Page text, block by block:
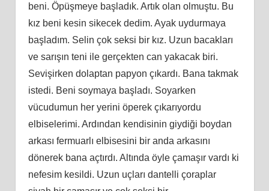
beni. Öpüşmeye başladık. Artık olan olmuştu. Bu
kız beni kesin sikecek dedim. Ayak uydurmaya
başladım. Selin çok seksi bir kız. Uzun bacakları
ve sarışın teni ile gerçekten can yakacak biri.
Sevişirken dolaptan papyon çıkardı. Bana takmak
istedi. Beni soymaya başladı. Soyarken
vücudumun her yerini öperek çıkarıyordu
elbiselerimi. Ardından kendisinin giydiği boydan
arkası fermuarlı elbisesini bir anda arkasını
dönerek bana açtırdı. Altında öyle çamaşır vardı ki
nefesim kesildi. Uzun uçları dantelli çoraplar